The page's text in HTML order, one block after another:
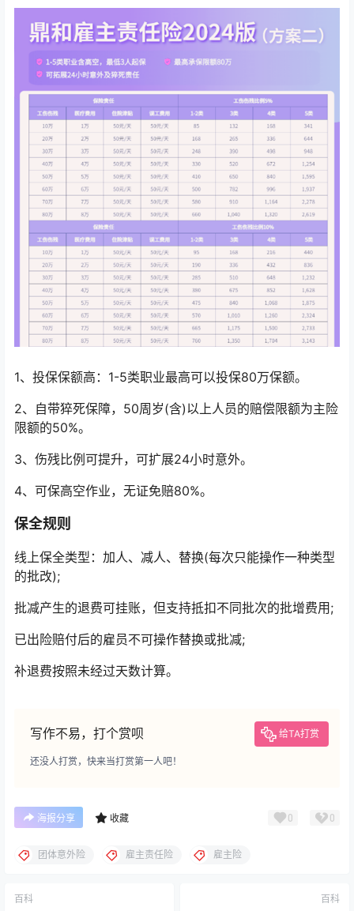
1、投保保额高：1-5类职业最高可以投保80万保额。
2、自带猝死保障，50周岁(含)以上人员的赔偿限额为主险
限额的50%。
3、伤残比例可提升，可扩展24小时意外。
4、可保高空作业，无证免赔80%。
保全规则
线上保全类型：加人、减人、替换(每次只能操作一种类型
的批改);
批减产生的退费可挂账，但支持抵扣不同批次的批增费用;
已出险赔付后的雇员不可操作替换或批减;
补退费按照未经过天数计算。
写作不易，打个赏呗 给TA打赏
还没人打赏，快来当打赏第一人吧！
海报分享 收藏 0 0
团体意外险 雇主责任险 雇主险
百科 百科